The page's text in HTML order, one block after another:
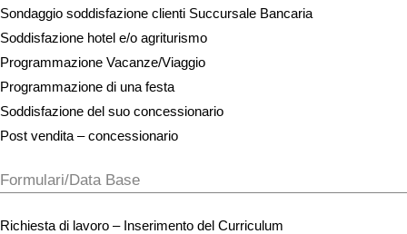
Sondaggio soddisfazione clienti Succursale Bancaria
Soddisfazione hotel e/o agriturismo
Programmazione Vacanze/Viaggio
Programmazione di una festa
Soddisfazione del suo concessionario
Post vendita – concessionario
Formulari/Data Base
Richiesta di lavoro – Inserimento del Curriculum